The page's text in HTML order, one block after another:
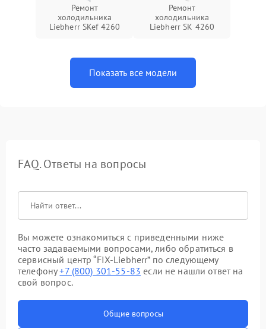
Ремонт
холодильника
Liebherr SKef 4260
Ремонт
холодильника
Liebherr SK 4260
Показать все модели
FAQ. Ответы на вопросы
Вы можете ознакомиться с приведенными ниже
часто задаваемыми вопросами, либо обратиться в
сервисный центр “FIX-Liebherr” по следующему
телефону+7 (800) 301-55-83 если не нашли ответ на
свой вопрос.
Общие вопросы